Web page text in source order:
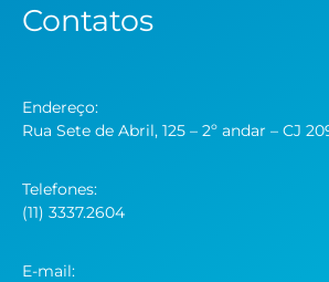
Contatos
Endereço:
Rua Sete de Abril, 125 – 2º andar – CJ
Telefones:
(11) 3337.2604
E-mail: